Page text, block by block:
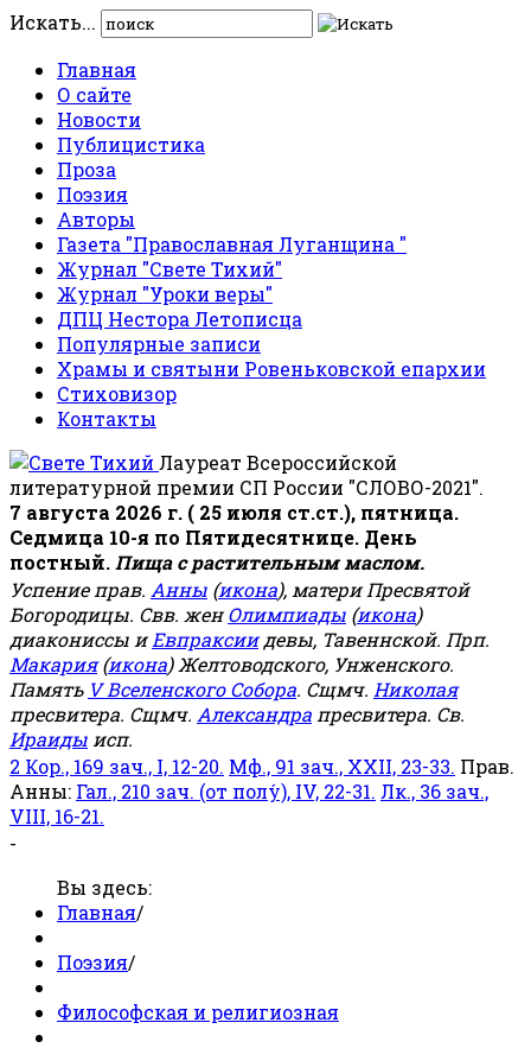
Искать...
Главная
О сайте
Новости
Публицистика
Проза
Поэзия
Авторы
Газета "Православная Луганщина "
Журнал "Свете Тихий"
Журнал "Уроки веры"
ДПЦ Нестора Летописца
Популярные записи
Храмы и святыни Ровеньковской епархии
Стиховизор
Контакты
Лауреат Всероссийской
литературной премии СП России "СЛОВО-2021".
7 августа 2026 г. ( 25 июля ст.ст.), пятница.
Седмица 10-я по Пятидесятнице. День
постный. Пища с растительным маслом.
Успение прав. Анны (икона), матери Пресвятой
Богородицы. Свв. женОлимпиады (икона)
диакониссы иЕвпраксиидевы, Тавеннской. Прп.
Макария(икона) Желтоводского, Унженского.
Память V Вселенского Собора. Сщмч. Николая
пресвитера. Сщмч. Александра пресвитера. Св.
Ираиды исп.
2 Кор., 169 зач., I, 12-20. Мф., 91 зач., XXII, 23-33. Прав.
Анны: Гал., 210 зач. (от полу́), IV, 22-31. Лк., 36 зач.,
VIII, 16-21.
-
Вы здесь:
Главная/
Поэзия/
Философская и религиозная